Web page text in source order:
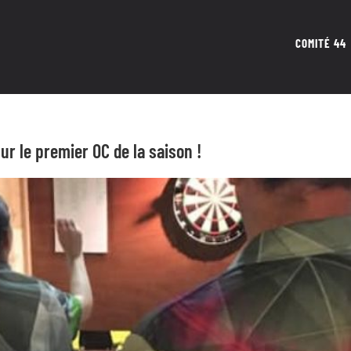
COMITÉ 44
le premier OC de la saison !